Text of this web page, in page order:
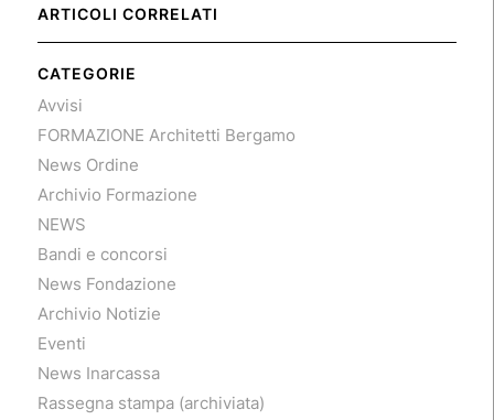
ARTICOLI CORRELATI
CATEGORIE
Avvisi
FORMAZIONE Architetti Bergamo
News Ordine
Archivio Formazione
NEWS
Bandi e concorsi
News Fondazione
Archivio Notizie
Eventi
News Inarcassa
Rassegna stampa (archiviata)